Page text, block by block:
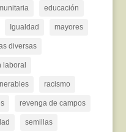
educación
Igualdad mayores
diversas
laboral
racismo
revenga de campos
semillas